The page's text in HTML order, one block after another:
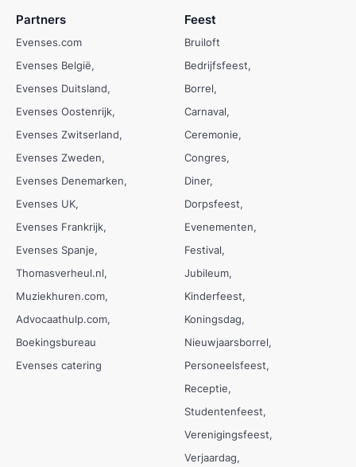
Partners
Evenses.com
Evenses België
Evenses Duitsland
Evenses Oostenrijk
Evenses Zwitserland
Evenses Zweden
Evenses Denemarken
Evenses UK
Evenses Frankrijk
Evenses Spanje
Thomasverheul.nl
Muziekhuren.com
Advocaathulp.com
Boekingsbureau
Evenses catering
Feest
Bruiloft
Bedrijfsfeest
Borrel
Carnaval
Ceremonie
Congres
Diner
Dorpsfeest
Evenementen
Festival
Jubileum
Kinderfeest
Koningsdag
Nieuwjaarsborrel
Personeelsfeest
Receptie
Studentenfeest
Verenigingsfeest
Verjaardag